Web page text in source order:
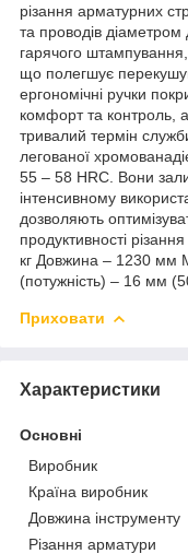
різання арматурних
та проводів
гарячого
що полегшує
ергономічні ручки
комфорт та контроль,
тривалий термін
легованої
55 – 58 HRC. Вони
інтенсивному
дозволяють
продуктивності
кг Довжина – 1230 мм
(потужність) – 16 мм
Приховати
Характеристики
Основні
Виробник
Країна виробник
Довжина інструменту
Різання арматури